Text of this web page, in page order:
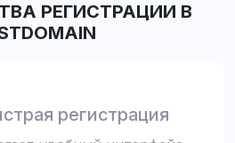
РЕГИСТРАЦИИ В
регистрация